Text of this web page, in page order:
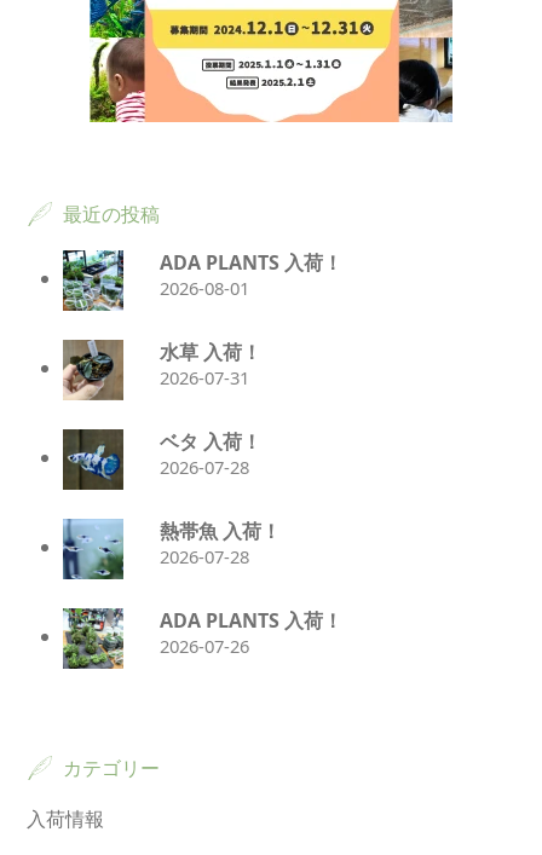
最近の投稿
ADA PLANTS 入荷！
2026-08-01
水草 入荷！
2026-07-31
ベタ 入荷！
2026-07-28
熱帯魚 入荷！
2026-07-28
ADA PLANTS 入荷！
2026-07-26
カテゴリー
入荷情報